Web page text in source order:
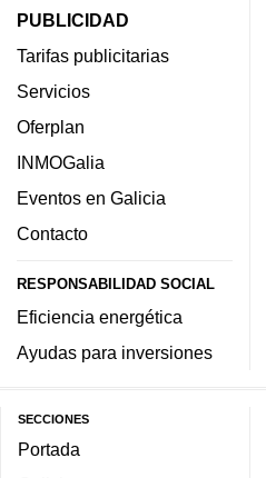
PUBLICIDAD
Tarifas publicitarias
Servicios
Oferplan
INMOGalia
Eventos en Galicia
Contacto
RESPONSABILIDAD SOCIAL
Eficiencia energética
Ayudas para inversiones
SECCIONES
Portada